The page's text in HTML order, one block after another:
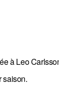
à Leo
saison.